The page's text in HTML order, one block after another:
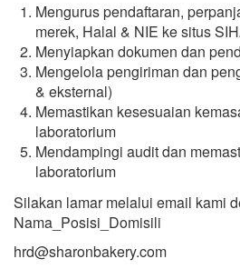
Mengurus pendaftaran,
merek, Halal & NIE ke situs
Menyiapkan dokumen dan
Mengelola pengiriman dan
& eksternal)
Memastikan kesesuaian
laboratorium
Mendampingi audit dan
laboratorium
Silakan lamar melalui email kami
Nama_Posisi_Domisili
hrd@sharonbakery.com